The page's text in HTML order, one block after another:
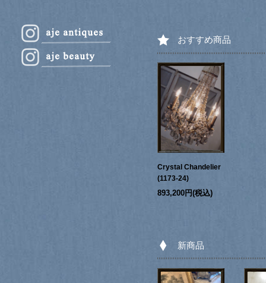
おすすめ商品
Crystal Chandelier
(1173-24)
893,200円(税込)
新商品